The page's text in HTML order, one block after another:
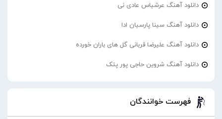
دانلود آهنگ عرشیاس عادی نی
دانلود آهنگ سینا پارسیان ادا
دانلود آهنگ علیرضا قربانی گل های باران خورده
دانلود آهنگ شروین حاجی پور پتک
فهرست خوانندگان